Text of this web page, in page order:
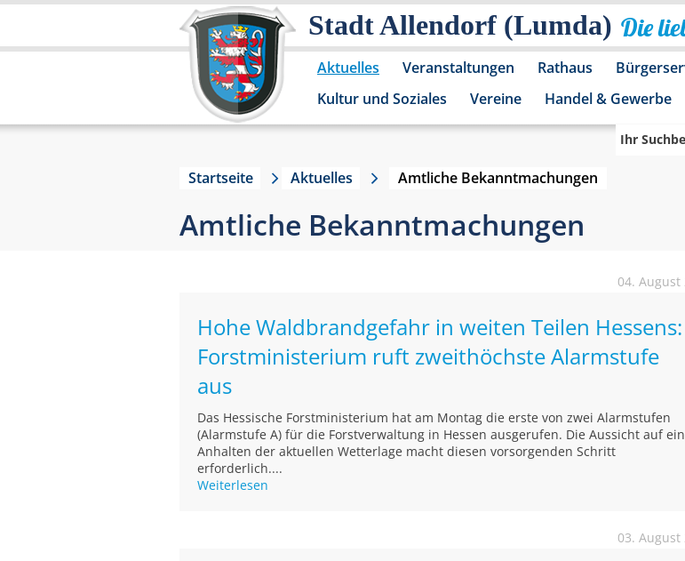
Stadt Allendorf (Lumda) Die
Aktuelles Veranstaltungen Rathaus
Kultur und Soziales
Vereine Handel & Gewerbe
Ihr
Startseite Aktuelles Amtliche Bekanntmachungen
Amtliche Bekanntmachungen
04. August
Hohe Waldbrandgefahr in weiten Teilen Hessens:
Forstministerium ruft zweithöchste Alarmstufe
aus
Das Hessische Forstministerium hat am Montag die erste von zwei Alarmstufen
(Alarmstufe A) für die Forstverwaltung in Hessen ausgerufen. Die Aussicht auf ein
Anhalten der aktuellen Wetterlage macht diesen vorsorgenden Schritt
erforderlich....
Weiterlesen
03. August